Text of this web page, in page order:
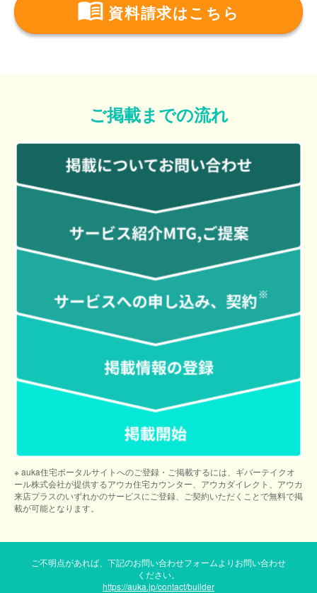
資料請求はこちら
ご掲載までの流れ
※ auka住宅ポータルサイトへのご登録・ご掲載するには、ギバーテイクオ
ール株式会社が提供するアウカ住宅カウンター、アウカダイレクト、アウカ
来店プラスのいずれかのサービスにご登録、ご契約いただくことで無料で掲
載が可能となります。
ご不明点があれば、下記のお問い合わせフォームよりお問い合わせ
ください。
https://auka.jp/contact/builder